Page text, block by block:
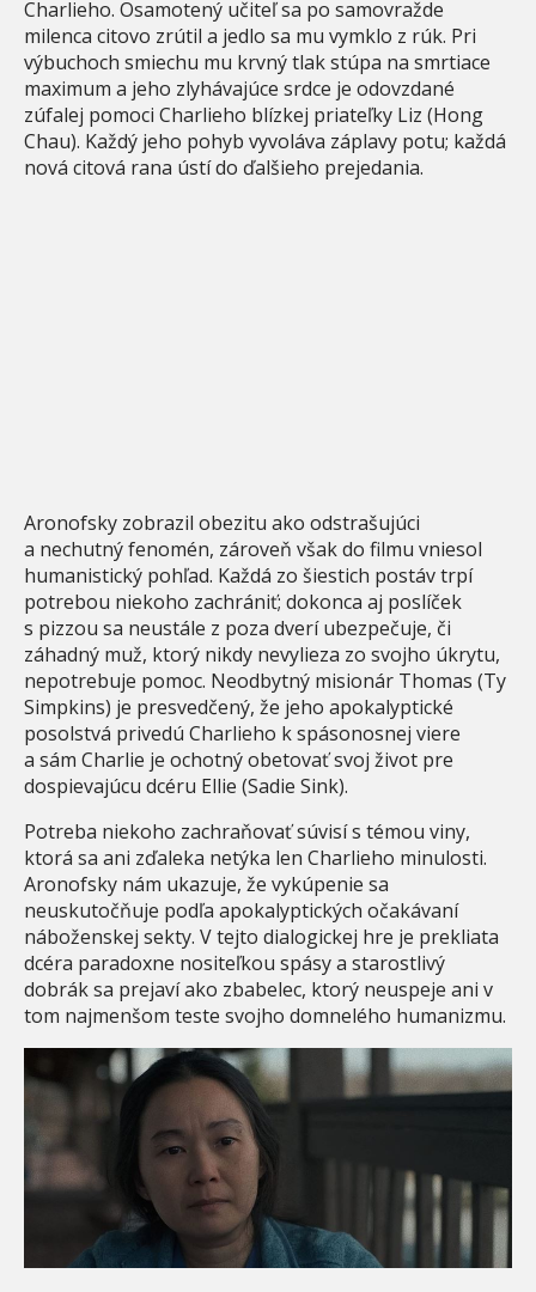
Charlieho. Osamotený učiteľ sa po samovražde
milenca citovo zrútil a jedlo sa mu vymklo z rúk. Pri
výbuchoch smiechu mu krvný tlak stúpa na smrtiace
maximum a jeho zlyhávajúce srdce je odovzdané
zúfalej pomoci Charlieho blízkej priateľky Liz (Hong
Chau). Každý jeho pohyb vyvoláva záplavy potu; každá
nová citová rana ústí do ďalšieho prejedania.
Aronofsky zobrazil obezitu ako odstrašujúci
a nechutný fenomén, zároveň však do filmu vniesol
humanistický pohľad. Každá zo šiestich postáv trpí
potrebou niekoho zachrániť; dokonca aj poslíček
s pizzou sa neustále z poza dverí ubezpečuje, či
záhadný muž, ktorý nikdy nevylieza zo svojho úkrytu,
nepotrebuje pomoc. Neodbytný misionár Thomas (Ty
Simpkins) je presvedčený, že jeho apokalyptické
posolstvá privedú Charlieho k spásonosnej viere
a sám Charlie je ochotný obetovať svoj život pre
dospievajúcu dcéru Ellie (Sadie Sink).
Potreba niekoho zachraňovať súvisí s témou viny,
ktorá sa ani zďaleka netýka len Charlieho minulosti.
Aronofsky nám ukazuje, že vykúpenie sa
neuskutočňuje podľa apokalyptických očakávaní
náboženskej sekty. V tejto dialogickej hre je prekliata
dcéra paradoxne nositeľkou spásy a starostlivý
dobrák sa prejaví ako zbabelec, ktorý neuspeje ani v
tom najmenšom teste svojho domnelého humanizmu.